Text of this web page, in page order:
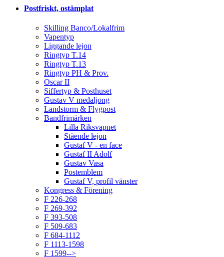
Postfriskt, ostämplat
Skilling Banco/Lokalfrim
Vapentyp
Liggande lejon
Ringtyp T.14
Ringtyp T.13
Ringtyp PH & Prov.
Oscar II
Siffertyp & Posthuset
Gustav V medaljong
Landstorm & Flygpost
Bandfrimärken
Lilla Riksvapnet
Stående lejon
Gustaf V - en face
Gustaf II Adolf
Gustav Vasa
Postemblem
Gustaf V, profil vänster
Kongress & Förening
F 226-268
F 269-392
F 393-508
F 509-683
F 684-1112
F 1113-1598
F 1599-->